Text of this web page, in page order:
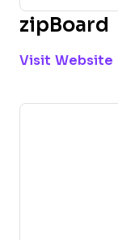
zipBoard
Visit Website